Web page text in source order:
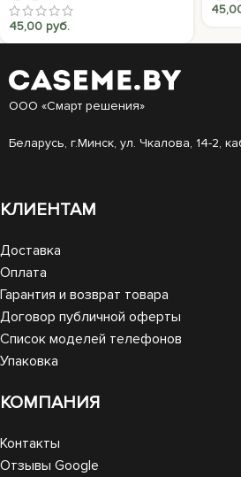
45,00 руб.
ООО «Смарт решения»
Беларусь, г.Минск, ул. Чкалова, 14-2,
КЛИЕНТАМ
Доставка
Оплата
Гарантия и возврат товара
Договор публичной оферты
Список моделей телефонов
Упаковка
КОМПАНИЯ
Контакты
Отзывы Google